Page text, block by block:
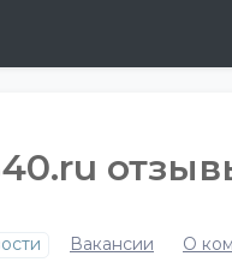
Вакансии О